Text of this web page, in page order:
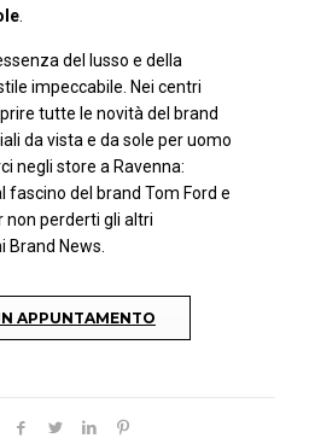
del lusso e della
impeccabile. Nei centri
tutte le novità del brand
da vista e da sole per uomo
negli store a Ravenna:
fascino del brand Tom Ford e
non perderti gli altri
News.
APPUNTAMENTO